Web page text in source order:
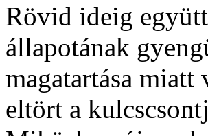
Rövid ideig
állapotának
magatartása
eltört a